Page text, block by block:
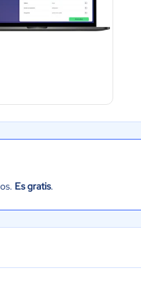
Es gratis.